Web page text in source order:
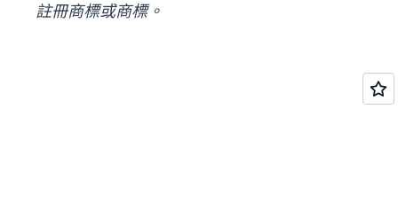
註冊商標或商標。